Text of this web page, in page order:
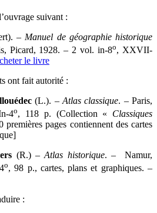
suivant :
– Manuel de géographie historique
Picard, 1928. – 2 vol. in-8o, XXVII-
ont fait autorité :
(L.). – Atlas classique. – Paris,
4o, 118 p. (Collection « Classiques
pages contiennent des cartes
(R.) –Atlas historique. – Namur,
o, 98 p., cartes, plans et graphiques. –
: